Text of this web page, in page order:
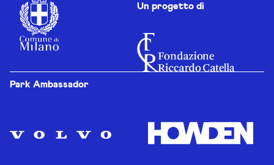
Un progetto di
Park Ambassador